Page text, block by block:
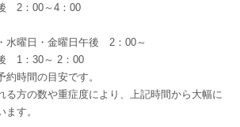
2：00～4：00
曜日・金曜日午後 2：00～
1：30～ 2：00
時間の目安です。
る方の数や重症度により、上記時間から大幅に
す。